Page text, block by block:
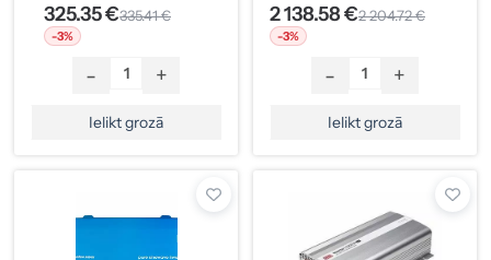
325.35 €335.41 €
-3%
- +
Ielikt grozā
2 138.58 €2 204.72 €
-3%
- +
Ielikt grozā